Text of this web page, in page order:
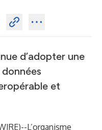
d’adopter une
et
)--L’organisme